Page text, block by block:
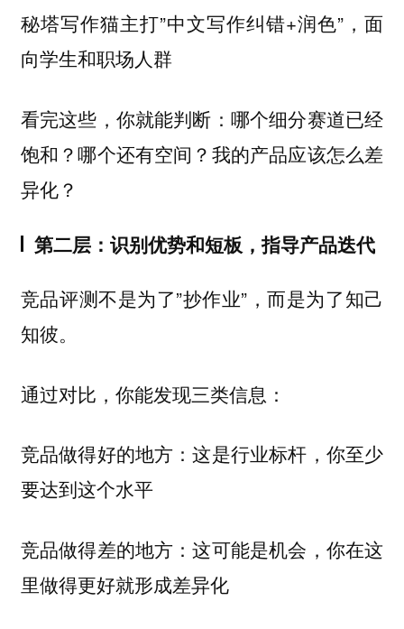
秘塔写作猫主打”中文写作纠错+润色”，面
向学生和职场人群
看完这些，你就能判断：哪个细分赛道已经
饱和？哪个还有空间？我的产品应该怎么差
异化？
第二层：识别优势和短板，指导产品迭代
竞品评测不是为了”抄作业”，而是为了知己
知彼。
通过对比，你能发现三类信息：
竞品做得好的地方：这是行业标杆，你至少
要达到这个水平
竞品做得差的地方：这可能是机会，你在这
里做得更好就形成差异化